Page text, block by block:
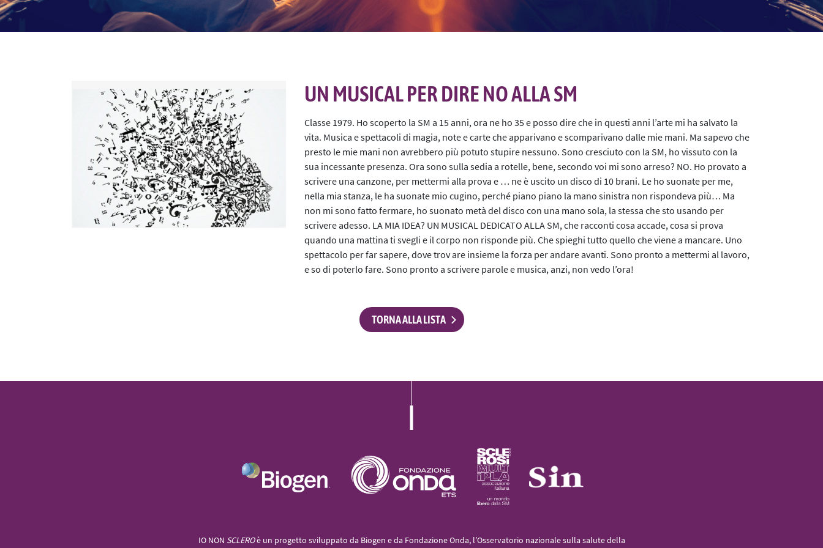
La Web Serie
L'E-Book
Le Agende
La Mostra
L’Audio Serie
L’evento digitale 2020
L'evento digitale 2021
L’iniziativa 2021
L’iniziativa 2023
Contatti
UN MUSICAL PER DIRE NO ALLA SM
Classe 1979. Ho scoperto la SM a 15 anni, ora ne ho 35 e posso dire che in questi anni l’arte mi ha salvato la
vita. Musica e spettacoli di magia, note e carte che apparivano e scomparivano dalle mie mani. Ma sapevo che
presto le mie mani non avrebbero più potuto stupire nessuno. Sono cresciuto con la SM, ho vissuto con la
sua incessante presenza. Ora sono sulla sedia a rotelle, bene, secondo voi mi sono arreso? NO. Ho provato a
scrivere una canzone, per mettermi alla prova e … ne è uscito un disco di 10 brani. Le ho suonate per me,
nella mia stanza, le ha suonate mio cugino, perché piano piano la mano sinistra non rispondeva più… Ma
non mi sono fatto fermare, ho suonato metà del disco con una mano sola, la stessa che sto usando per
scrivere adesso. LA MIA IDEA? UN MUSICAL DEDICATO ALLA SM, che racconti cosa accade, cosa si prova
quando una mattina ti svegli e il corpo non risponde più. Che spieghi tutto quello che viene a mancare. Uno
spettacolo per far sapere, dove trov are insieme la forza per andare avanti. Sono pronto a mettermi al lavoro,
e so di poterlo fare. Sono pronto a scrivere parole e musica, anzi, non vedo l’ora!
TORNA ALLA LISTA
IO NON SCLEROè un progetto sviluppato da Biogen e da Fondazione Onda, l’Osservatorio nazionale sulla salute della